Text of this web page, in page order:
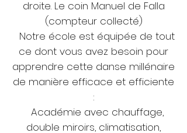
droite. Le coin Manuel de Falla
(compteur collecté)
Notre école est équipée de tout
ce dont vous avez besoin pour
apprendre cette danse millénaire
de manière efficace et efficiente
:
Académie avec chauffage,
double miroirs, climatisation,